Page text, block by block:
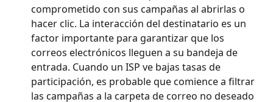
comprometido con sus campañas al abrirlas o
hacer clic. La interacción del destinatario es un
factor importante para garantizar que los
correos electrónicos lleguen a su bandeja de
entrada. Cuando un ISP ve bajas tasas de
participación, es probable que comience a filtrar
las campañas a la carpeta de correo no deseado